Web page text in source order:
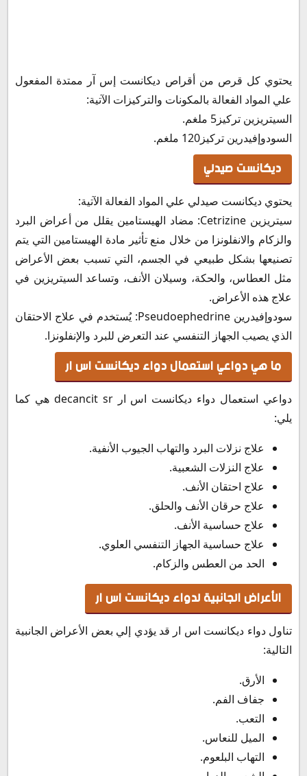
يحتوي كل قرص من أقراص ديكانست إس آر ممتدة المفعول
علي المواد الفعالة بالمكونات والتركيزات الآتية:
السيتريزين تركيز5 ملغم.
السودوإفيدرين تركيز120 ملغم.
ديكانست صيدلي
يحتوي ديكانست صيدلي علي المواد الفعالة الآتية:
سيتريزين Cetrizine: مضاد الهيستامين يقلل من أعراض البرد
والزكام والانفلونزا من خلال منع تأثير مادة الهيستامين التي يتم
تصنيعها بشكل طبيعي في الجسم، التي تسبب بعض الأعراض
مثل العطاس، والحكة، وسيلان الأنف، وتساعد السيتريزين في
علاج هذه الأعراض.
سودوإفيدرين Pseudoephedrine: يُستخدم في علاج الاحتقان
الذي يصيب الجهاز التنفسي عند التعرض للبرد والإنفلونزا.
ما هي دواعي استعمال دواء ديكانست اس ار
دواعي استعمال دواء ديكانست اس ار decancit sr هي كما
يلي:
علاج نزلات البرد والتهاب الجيوب الأنفية.
علاج النزلات الشعبية.
علاج احتقان الأنف.
علاج حرقان الأنف والحلق.
علاج حساسية الأنف.
علاج حساسية الجهاز التنفسي العلوي.
الحد من العطس والزكام.
الأعراض الجانبية لدواء ديكانست اس ار
تناول دواء ديكانست اس ار قد يؤدي إلي بعض الأعراض الجانبية
التالية:
الأرق.
جفاف الفم.
التعب.
الميل للنعاس.
التهاب البلعوم.